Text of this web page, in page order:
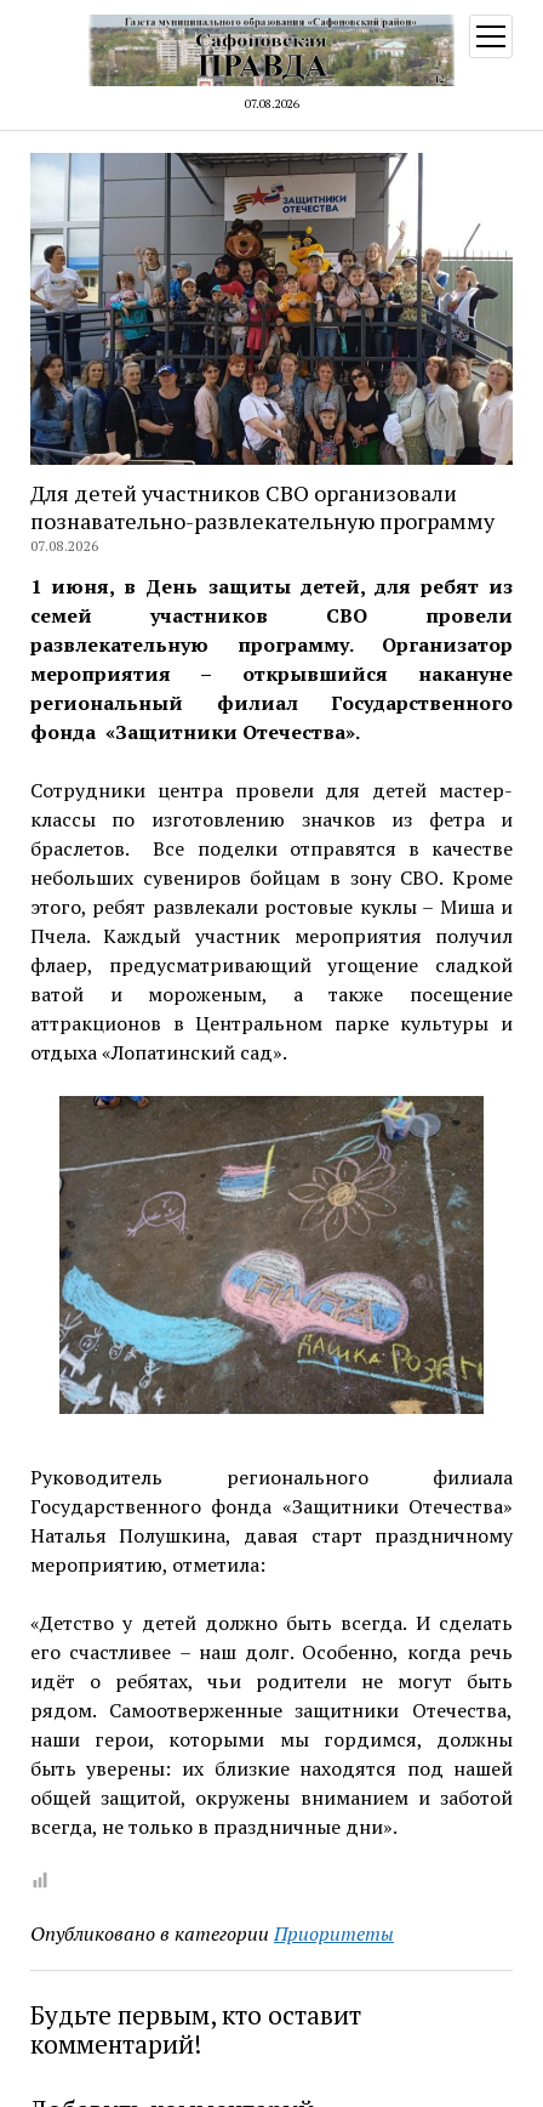
07.08.2026
меню
Для детей участников СВО организовали
познавательно-развлекательную программу
07.08.2026
1 июня, в День защиты детей, для ребят из
семей участников СВО провели
развлекательную программу. Организатор
мероприятия – открывшийся накануне
региональный филиал Государственного
фонда «Защитники Отечества».
Сотрудники центра провели для детей мастер-
классы по изготовлению значков из фетра и
браслетов. Все поделки отправятся в качестве
небольших сувениров бойцам в зону СВО. Кроме
этого, ребят развлекали ростовые куклы – Миша и
Пчела. Каждый участник мероприятия получил
флаер, предусматривающий угощение сладкой
ватой и мороженым, а также посещение
аттракционов в Центральном парке культуры и
отдыха «Лопатинский сад».
Руководитель регионального филиала
Государственного фонда «Защитники Отечества»
Наталья Полушкина, давая старт праздничному
мероприятию, отметила:
«Детство у детей должно быть всегда. И сделать
его счастливее – наш долг. Особенно, когда речь
идёт о ребятах, чьи родители не могут быть
рядом. Самоотверженные защитники Отечества,
наши герои, которыми мы гордимся, должны
быть уверены: их близкие находятся под нашей
общей защитой, окружены вниманием и заботой
всегда, не только в праздничные дни».
Опубликовано в категории Приоритеты
Будьте первым, кто оставит
комментарий!